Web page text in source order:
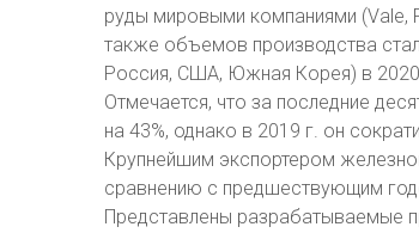
руды мировыми компаниями (Vale,
также объемов производства
Россия, США, Южная Корея) в 2020
Отмечается, что за последние
на 43%, однако в 2019 г. он
Крупнейшим экспортером
сравнению с предшествующим
Представлены разрабатываемые